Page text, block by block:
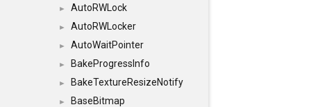
► AutoRWLock
► AutoRWLocker
► AutoWaitPointer
► BakeProgressInfo
► BakeTextureResizeNotify
► BaseBitmap